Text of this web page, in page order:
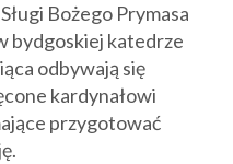
Bożego Prymasa
bydgoskiej katedrze
odbywają się
kardynałowi
przygotować